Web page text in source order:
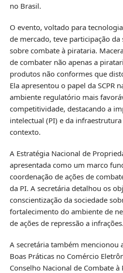
no Brasil.
O evento, voltado para
de mercado, teve participação da
sobre combate à pirataria.
de combater não apenas a
produtos não conformes que
Ela apresentou o papel da SCPR
ambiente regulatório mais
competitividade, destacando a
intelectual (PI) e da
contexto.
A Estratégia Nacional de
apresentada como um marco
coordenação de ações de
da PI. A secretária detalhou os
conscientização da sociedade
fortalecimento do ambiente de
de ações de repressão a infrações.
A secretária também mencionou
Boas Práticas no Comércio
Conselho Nacional de Combate